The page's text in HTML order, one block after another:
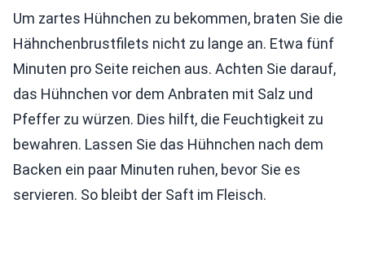
Um zartes Hühnchen zu bekommen, braten Sie die
Hähnchenbrustfilets nicht zu lange an. Etwa fünf
Minuten pro Seite reichen aus. Achten Sie darauf,
das Hühnchen vor dem Anbraten mit Salz und
Pfeffer zu würzen. Dies hilft, die Feuchtigkeit zu
bewahren. Lassen Sie das Hühnchen nach dem
Backen ein paar Minuten ruhen, bevor Sie es
servieren. So bleibt der Saft im Fleisch.